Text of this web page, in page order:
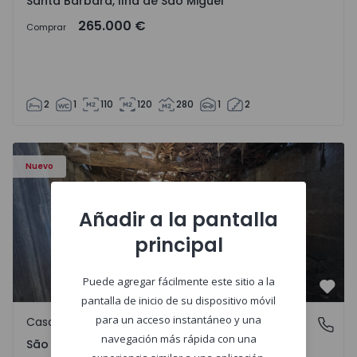
Comprar 265.000 €
2 1 110 120 280 1 2
Nuevo
Casa Vila Real, São Tomé do Castelo e Justes - 1575189 - 1
São Tomé do Castelo e Justes, Vila Real
Casa de Campo
São Tomé do Castelo e Justes, Vila Real
Añadir a la pantalla
principal
Puede agregar fácilmente este sitio a la
pantalla de inicio de su dispositivo móvil
para un acceso instantáneo y una
navegación más rápida con una